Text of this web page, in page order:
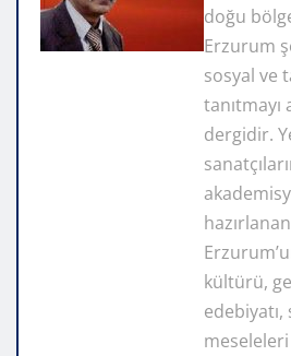
doğu
Erzurum
sosyal ve
dergidir.
kültürü,
meseleleri